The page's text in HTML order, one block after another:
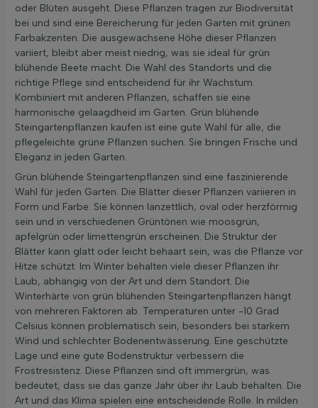
oder Blüten ausgeht. Diese Pflanzen tragen zur Biodiversität
bei und sind eine Bereicherung für jeden Garten mit grünen
Farbakzenten. Die ausgewachsene Höhe dieser Pflanzen
variiert, bleibt aber meist niedrig, was sie ideal für grün
blühende Beete macht. Die Wahl des Standorts und die
richtige Pflege sind entscheidend für ihr Wachstum.
Kombiniert mit anderen Pflanzen, schaffen sie eine
harmonische gelaagdheid im Garten. Grün blühende
Steingartenpflanzen kaufen ist eine gute Wahl für alle, die
pflegeleichte grüne Pflanzen suchen. Sie bringen Frische und
Eleganz in jeden Garten.
Grün blühende Steingartenpflanzen sind eine faszinierende
Wahl für jeden Garten. Die Blätter dieser Pflanzen variieren in
Form und Farbe. Sie können lanzettlich, oval oder herzförmig
sein und in verschiedenen Grüntönen wie moosgrün,
apfelgrün oder limettengrün erscheinen. Die Struktur der
Blätter kann glatt oder leicht behaart sein, was die Pflanze vor
Hitze schützt. Im Winter behalten viele dieser Pflanzen ihr
Laub, abhängig von der Art und dem Standort. Die
Winterhärte von grün blühenden Steingartenpflanzen hängt
von mehreren Faktoren ab. Temperaturen unter -10 Grad
Celsius können problematisch sein, besonders bei starkem
Wind und schlechter Bodenentwässerung. Eine geschützte
Lage und eine gute Bodenstruktur verbessern die
Frostresistenz. Diese Pflanzen sind oft immergrün, was
bedeutet, dass sie das ganze Jahr über ihr Laub behalten. Die
Art und das Klima spielen eine entscheidende Rolle. In milden